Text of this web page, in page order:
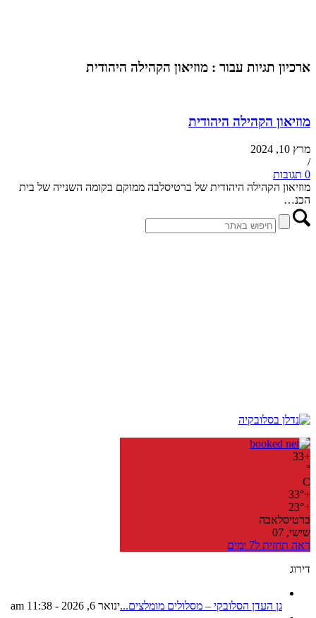
ארכיון תגיות עבור : מוזיאון הקהילה היהודית
מוזיאון הקהילה היהודית
מרץ 10, 2024
/
0 תגובות
מוזיאון הקהילה היהודית של ברטיסלבה ממוקם בקומה השנייה של בית
הכנ…
+
33
°
C
+
33°
+
23°
ברטיסלאבה
שישי, 07
ראה תחזית ל7 ימים
דירוג
גן העדן הסלובקי – מסלולים מומלצים...ינואר 6, 2026 - 11:38 am